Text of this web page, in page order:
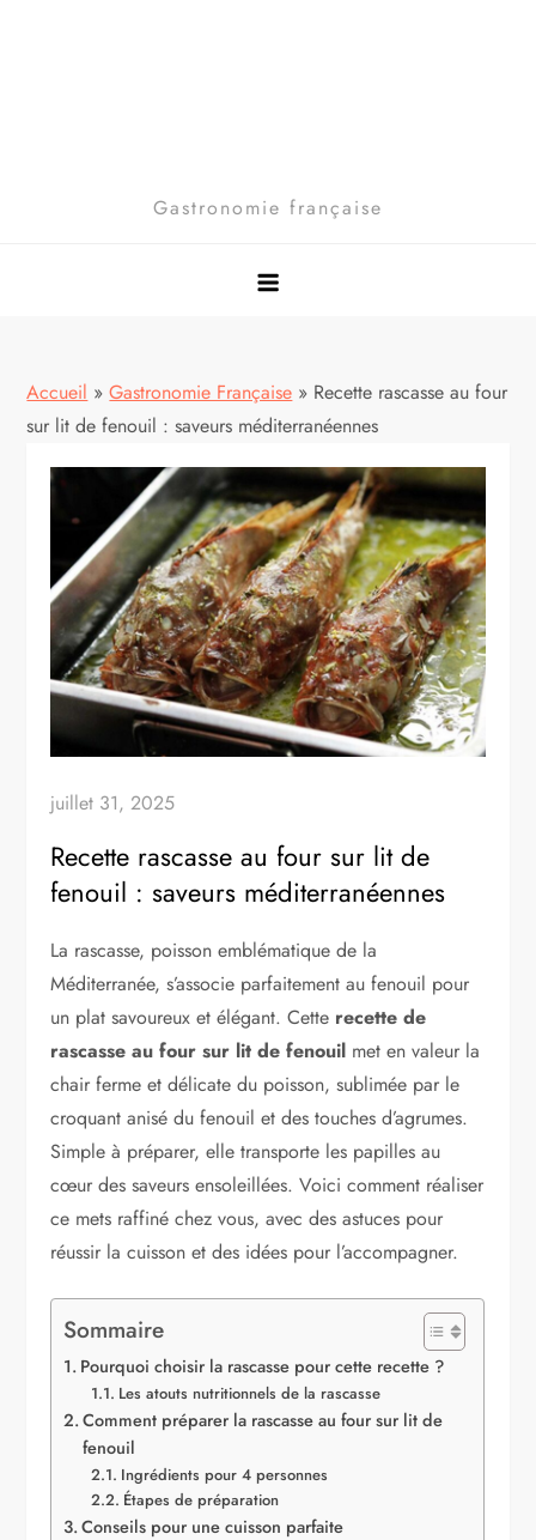
Gastronomie française
Accueil » Gastronomie Française » Recette rascasse au four
sur lit de fenouil : saveurs méditerranéennes
juillet 31, 2025
Recette rascasse au four sur lit de
fenouil : saveurs méditerranéennes
La rascasse, poisson emblématique de la
Méditerranée, s’associe parfaitement au fenouil pour
un plat savoureux et élégant. Cette recette de
rascasse au four sur lit de fenouil met en valeur la
chair ferme et délicate du poisson, sublimée par le
croquant anisé du fenouil et des touches d’agrumes.
Simple à préparer, elle transporte les papilles au
cœur des saveurs ensoleillées. Voici comment réaliser
ce mets raffiné chez vous, avec des astuces pour
réussir la cuisson et des idées pour l’accompagner.
Sommaire
Pourquoi choisir la rascasse pour cette recette ?
Les atouts nutritionnels de la rascasse
Comment préparer la rascasse au four sur lit de
fenouil
Ingrédients pour 4 personnes
Étapes de préparation
Conseils pour une cuisson parfaite